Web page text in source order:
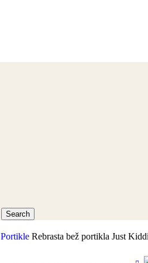
Search
Portikle Rebrasta bež portikla Just